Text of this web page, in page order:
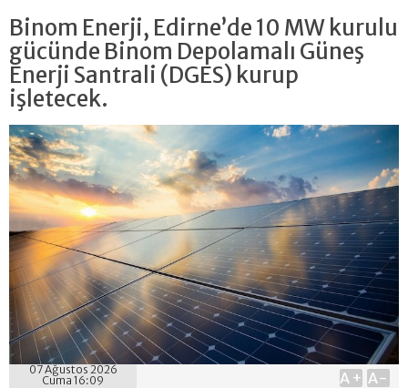
Binom Enerji, Edirne’de 10 MW kurulu
gücünde Binom Depolamalı Güneş
Enerji Santrali (DGES) kurup
işletecek.
07 Ağustos 2026
Cuma 16:09
A+ A-